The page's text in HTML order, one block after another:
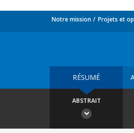
Notre mission Projets et
RÉSUMÉ
ABSTRAIT